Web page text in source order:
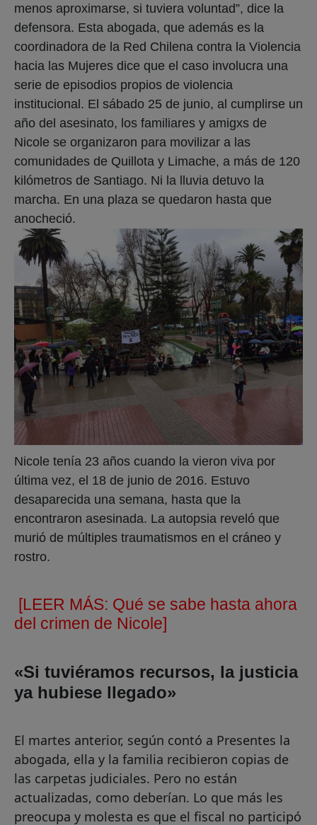
menos aproximarse, si tuviera voluntad”, dice la
defensora. Esta abogada, que además es la
coordinadora de la Red Chilena contra la Violencia
hacia las Mujeres dice que el caso involucra una
serie de episodios propios de violencia
institucional. El sábado 25 de junio, al cumplirse un
año del asesinato, los familiares y amigxs de
Nicole se organizaron para movilizar a las
comunidades de Quillota y Limache, a más de 120
kilómetros de Santiago. Ni la lluvia detuvo la
marcha. En una plaza se quedaron hasta que
anocheció.
Nicole tenía 23 años cuando la vieron viva por
última vez, el 18 de junio de 2016. Estuvo
desaparecida una semana, hasta que la
encontraron asesinada. La autopsia reveló que
murió de múltiples traumatismos en el cráneo y
rostro.
[LEER MÁS: Qué se sabe hasta ahora
del crimen de Nicole]
«Si tuviéramos recursos, la justicia
ya hubiese llegado»
El martes anterior, según contó a Presentes la
abogada, ella y la familia recibieron copias de
las carpetas judiciales. Pero no están
actualizadas, como deberían. Lo que más les
preocupa y molesta es que el fiscal no participó